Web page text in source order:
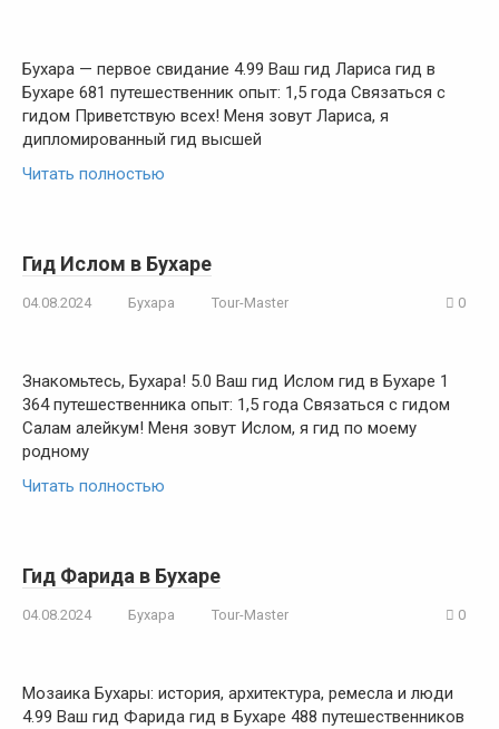
Бухара — первое свидание 4.99 Ваш гид Лариса гид в
Бухаре 681 путешественник опыт: 1,5 года Связаться с
гидом Приветствую всех! Меня зовут Лариса, я
дипломированный гид высшей
Читать полностью
Гид Ислом в Бухаре
04.08.2024 Бухара Tour-Master 0
Знакомьтесь, Бухара! 5.0 Ваш гид Ислом гид в Бухаре 1
364 путешественника опыт: 1,5 года Связаться с гидом
Салам алейкум! Меня зовут Ислом, я гид по моему
родному
Читать полностью
Гид Фарида в Бухаре
04.08.2024 Бухара Tour-Master 0
Мозаика Бухары: история, архитектура, ремесла и люди
4.99 Ваш гид Фарида гид в Бухаре 488 путешественников